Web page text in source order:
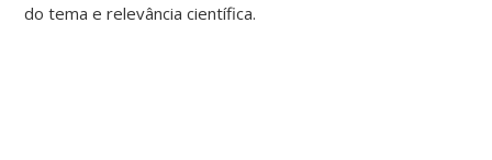
do tema e relevância científica.